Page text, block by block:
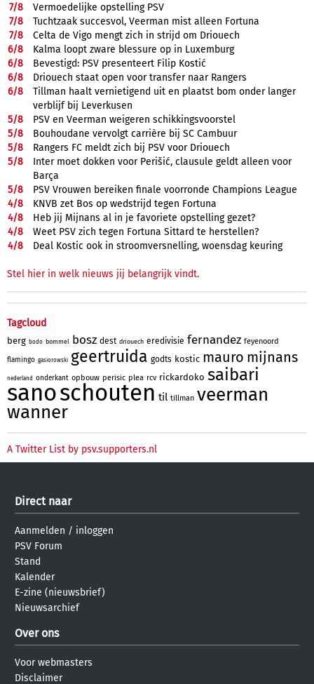
7/8
Vermoedelijke opstelling PSV
7/8
Tuchtzaak succesvol, Veerman mist alleen Fortuna
7/8
Celta de Vigo mengt zich in strijd om Driouech
6/8
Kalma loopt zware blessure op in Luxemburg
6/8
Bevestigd: PSV presenteert Filip Kostić
6/8
Driouech staat open voor transfer naar Rangers
6/8
Tillman haalt vernietigend uit en plaatst bom onder langer
verblijf bij Leverkusen
5/8
PSV en Veerman weigeren schikkingsvoorstel
5/8
Bouhoudane vervolgt carrière bij SC Cambuur
5/8
Rangers FC meldt zich bij PSV voor Driouech
5/8
Inter moet dokken voor Perišić, clausule geldt alleen voor
Barça
5/8
PSV Vrouwen bereiken finale voorronde Champions League
4/8
KNVB zet Bos op wedstrijd tegen Fortuna
4/8
Heb jij Mijnans al in je favoriete opstelling gezet?
4/8
Weet PSV zich tegen Fortuna Sittard te herstellen?
4/8 Deal Kostic ook in stroomversnelling, woensdag keuring
Stel hier in welk nieuws jij belangrijk vindt.
Tagcloud
berg bodo bommel bosz dest driouech eredivisie fernandez feyenoord
flamingo gasiorowski geertruida godts kostic mauro mijnans
nederland onderkant opbouw perisic plea rcv rickardoko saibari
sanoschouten til tillman veerman
wanner
A Twitter List by psv.supporters.nl
Direct naar
Aanmelden / inloggen
PSV Forum
Stand
Kalender
E-zine (nieuwsbrief)
Nieuwsarchief
Over ons
Voor webmasters
Disclaimer